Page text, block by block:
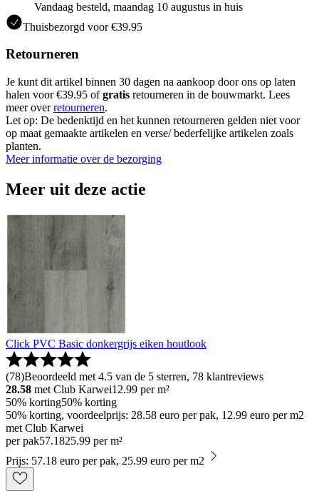
Vandaag besteld, maandag 10 augustus in huis
Thuisbezorgd voor €39.95
Retourneren
Je kunt dit artikel binnen 30 dagen na aankoop door ons op laten
halen voor €39.95 ofgratis retourneren in de bouwmarkt. Lees
meer overretourneren.
Let op: De bedenktijd en het kunnen retourneren gelden niet voor
op maat gemaakte artikelen en verse/ bederfelijke artikelen zoals
planten.
Meer informatie over de bezorging
Meer uit deze actie
Click PVC Basic donkergrijs eiken houtlook
(78)Beoordeeld met 4.5 van de 5 sterren, 78 klantreviews
28.58 met Club Karwei12.99 per m²
50% korting50% korting
50% korting, voordeelprijs: 28.58 euro per pak, 12.99 euro per m2
met Club Karwei
per pak57.1825.99 per m²
Prijs: 57.18 euro per pak, 25.99 euro per m2